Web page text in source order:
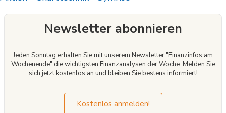
Newsletter abonnieren
Jeden Sonntag erhalten Sie mit unserem Newsletter "Finanzinfos am
Wochenende" die wichtigsten Finanzanalysen der Woche. Melden Sie
sich jetzt kostenlos an und bleiben Sie bestens informiert!
Kostenlos anmelden!